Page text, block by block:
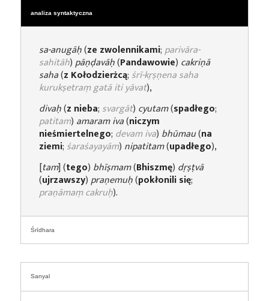
analiza syntaktyczna
sa-anugāḥ(ze zwolennikami;parivāra-
sahitāh)pāṇḍavāḥ(Pandawowie) cakriṇā
saha(z Kołodzierżcą; śrī-kṛṣṇena saha
kurukṣetraṃ gatā iti yāvat),
divaḥ(z nieba; svargāt) cyutam(spadłego;
patitam) amaram iva(niczym
nieśmiertelnego; devam iva) bhūmau(na
ziemi; śaraśayayām) nipatitam(upadłego),
[tam] (tego) bhīṣmam(Bhiszmę) dṛṣṭvā
(ujrzawszy)praṇemuḥ(pokłonili się;
praṇāmaṃ cakruḥ).
Śrīdhara
Sanyal